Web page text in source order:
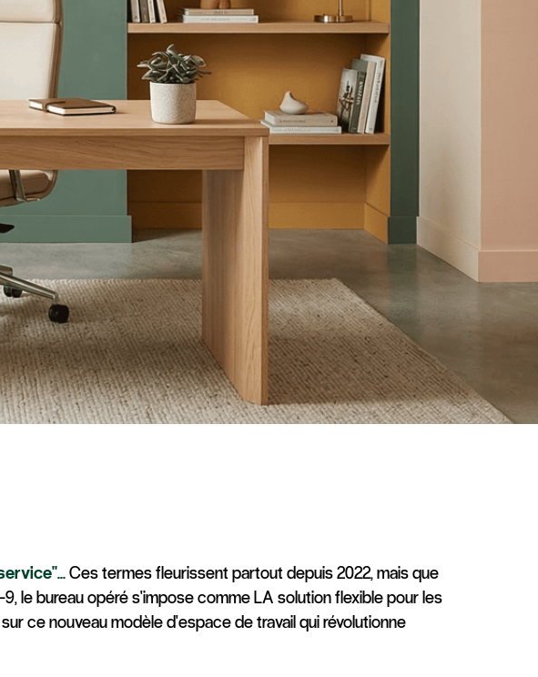
Ces termes fleurissent partout depuis 2022, mais que
le bureau opéré s'impose comme LA solution flexible pour les
ce nouveau modèle d'espace de travail qui révolutionne